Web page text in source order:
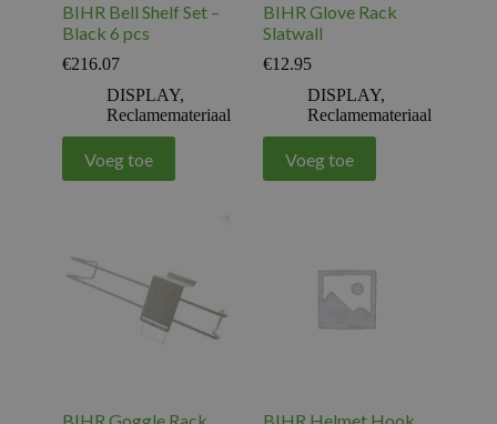
BIHR Bell Shelf Set –
Black 6 pcs
€216.07
DISPLAY,
Reclamemateriaal
Voeg toe
BIHR Glove Rack
Slatwall
€12.95
DISPLAY,
Reclamemateriaal
Voeg toe